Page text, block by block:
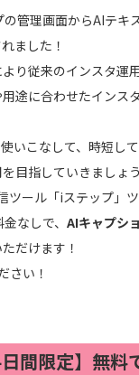
管理画面からAIテキ
ました！
り従来のインスタ運
途に合わせたインス
いこなして、時短し
目指していきましょ
ツール「iステップ」
なしで、 AIキャプシ
だけます！
さい！
間限定】無料